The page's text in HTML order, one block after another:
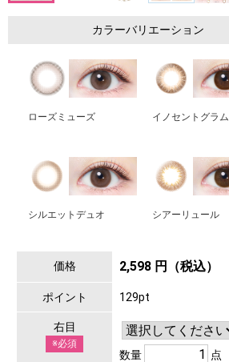
カラーバリエーション
ローズミューズ イノセントグラム
シルエットデュオ シアーリュール
価格 2,598 円（税込）
ポイント 129pt
右目
※必須
数量 点